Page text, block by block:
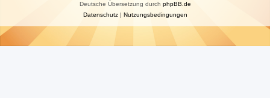
Deutsche Übersetzung durch phpBB.de
Datenschutz| Nutzungsbedingungen